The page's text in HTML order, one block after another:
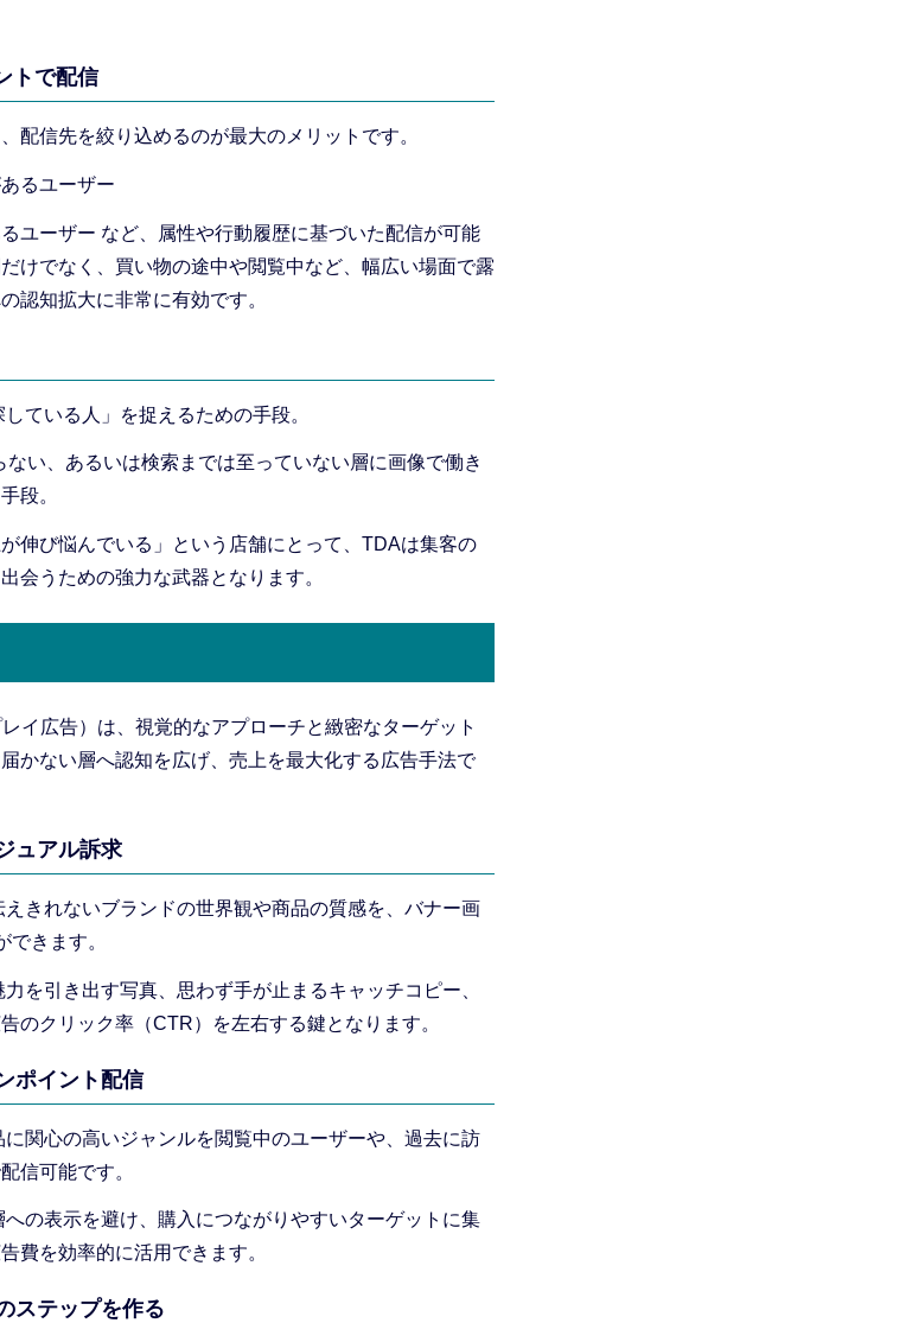
トで配信
配信先を絞り込めるのが最大のメリットです。
るユーザー
ユーザー など、属性や行動履歴に基づいた配信が可能
けでなく、買い物の途中や閲覧中など、幅広い場面で露
認知拡大に非常に有効です。
ている人」を捉えるための手段。
ない、あるいは検索までは至っていない層に画像で働き
段。
伸び悩んでいる」という店舗にとって、TDAは集客の
会うための強力な武器となります。
イ広告）は、視覚的なアプローチと緻密なターゲット
かない層へ認知を広げ、売上を最大化する広告手法で
ュアル訴求
えきれないブランドの世界観や商品の質感を、バナー画
きます。
を引き出す写真、思わず手が止まるキャッチコピー、
のクリック率（CTR）を左右する鍵となります。
ポイント配信
に関心の高いジャンルを閲覧中のユーザーや、過去に訪
信可能です。
への表示を避け、購入につながりやすいターゲットに集
費を効率的に活用できます。
ステップを作る